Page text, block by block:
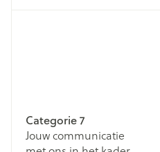
Categorie 7
Jouw communicatie